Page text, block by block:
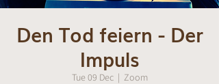
Den Tod feiern - Der
Impuls
Tue 09 Dec
  |
Zoom